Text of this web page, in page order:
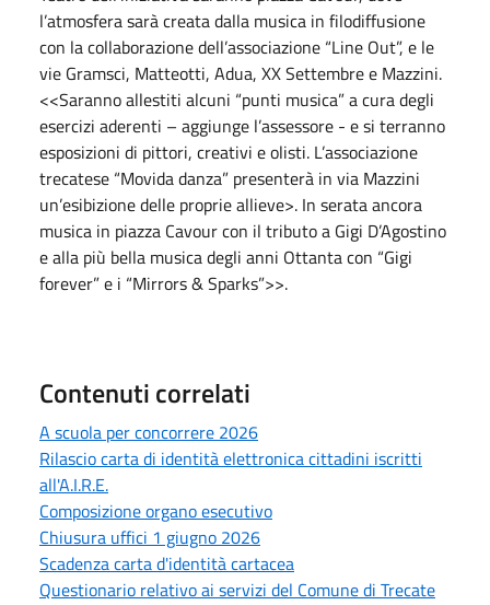
l’atmosfera sarà creata dalla musica in filodiffusione
con la collaborazione dell’associazione “Line Out”, e le
vie Gramsci, Matteotti, Adua, XX Settembre e Mazzini.
<<Saranno allestiti alcuni “punti musica” a cura degli
esercizi aderenti – aggiunge l’assessore - e si terranno
esposizioni di pittori, creativi e olisti. L’associazione
trecatese “Movida danza” presenterà in via Mazzini
un’esibizione delle proprie allieve>. In serata ancora
musica in piazza Cavour con il tributo a Gigi D’Agostino
e alla più bella musica degli anni Ottanta con “Gigi
forever” e i “Mirrors & Sparks”>>.
Contenuti correlati
A scuola per concorrere 2026
Rilascio carta di identità elettronica cittadini iscritti
all'A.I.R.E.
Composizione organo esecutivo
Chiusura uffici 1 giugno 2026
Scadenza carta d'identità cartacea
Questionario relativo ai servizi del Comune di Trecate